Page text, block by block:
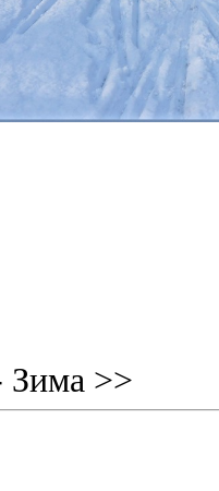
Зима >>